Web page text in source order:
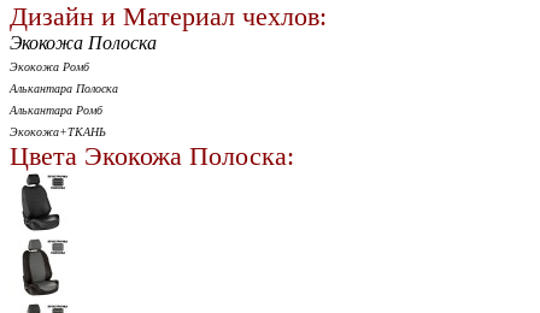
Дизайн и Материал чехлов:
Экокожа Полоска
Экокожа Ромб
Алькантара Полоска
Алькантара Ромб
Экокожа+ТКАНЬ
Цвета Экокожа Полоска: